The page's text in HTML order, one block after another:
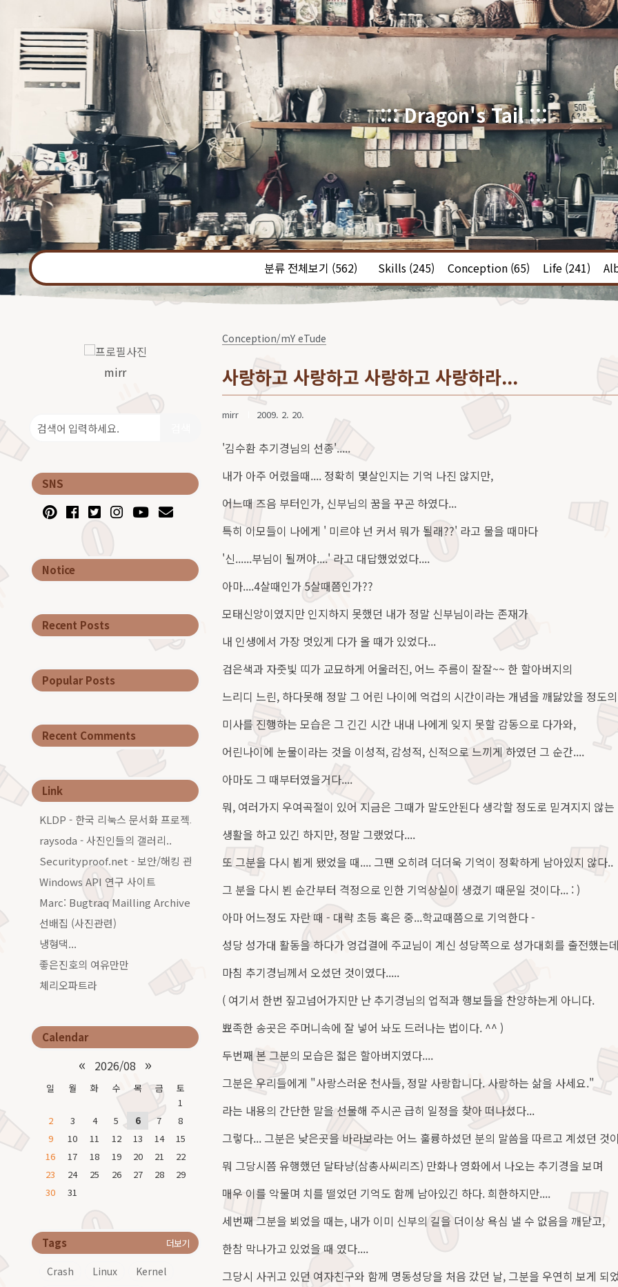
분류 전체보기 (562) Skills (245) Conception (65) Life (241)
::: Dragon's Tail :::
mirr
SNS
Notice
Recent Posts
Popular Posts
Recent Comments
Link
KLDP - 한국 리눅스 문서화 프로젝트그룹
raysoda - 사진인들의 갤러리..
Securityproof.net - 보안/해킹 관련 커…
Windows API 연구 사이트
Marc: Bugtraq Mailling Archive…
선배집 (사진관련)
냉형댁...
좋은진호의 여유만만
체리오파트라
Calendar
« 2026/08 »
일 월 화 수 목 금
토
1
2
3 4 5 6 7
8
9
10 11 12 13 14
15
16
17 18 19 20 21
22
23
24 25 26 27 28
29
30
31
Tags 더보기
Crash Linux
Kernel
Conception/mY eTude
사랑하고 사랑하고 사랑하고 사랑하라...
mirr 2009. 2. 20.
'김수환 추기경님의 선종'.....
내가 아주 어렸을때.... 정확히 몇살인지는 기억 나진 않지만,
어느때 즈음 부터인가, 신부님의 꿈을 꾸곤 하였다...
특히 이모들이 나에게 ' 미르야 넌 커서 뭐가 될래??' 라고 물을 때마다
'신......부님이 될꺼야....' 라고 대답했었었다....
아마....4살때인가 5살때쯤인가??
모태신앙이였지만 인지하지 못했던 내가 정말 신부님이라는 존재가
내 인생에서 가장 멋있게 다가 올 때가 있었다...
검은색과 자줏빛 띠가 교묘하게 어울러진, 어느 주름이 잘잘~~ 한 할아버지의
느리디 느린, 하다못해 정말 그 어린 나이에 억겁의 시간이라는 개념을 깨닳았을 정도
미사를 진행하는 모습은 그 긴긴 시간 내내 나에게 잊지 못할 감동으로 다가와,
어린나이에 눈물이라는 것을 이성적, 감성적, 신적으로 느끼게 하였던 그 순간....
아마도 그 때부터였을거다....
뭐, 여러가지 우여곡절이 있어 지금은 그때가 말도안된다 생각할 정도로 믿겨지지 않는
생활을 하고 있긴 하지만, 정말 그랬었다....
또 그분을 다시 뵙게 됐었을 때.... 그땐 오히려 더더욱 기억이 정확하게 남아있지 않다..
그 분을 다시 뵌 순간부터 격정으로 인한 기억상실이 생겼기 때문일 것이다... : )
아마 어느정도 자란 때 - 대략 초등 혹은 중...학교때쯤으로 기억한다 -
성당 성가대 활동을 하다가 엉겁결에 주교님이 계신 성당쪽으로 성가대회를 출전했는
마침 추기경님께서 오셨던 것이였다.....
( 여기서 한번 짚고넘어가지만 난 추기경님의 업적과 행보들을 찬양하는게 아니다.
뾰족한 송곳은 주머니속에 잘 넣어 놔도 드러나는 법이다. ^^ )
두번째 본 그분의 모습은 젋은 할아버지였다....
그분은 우리들에게 "사랑스러운 천사들, 정말 사랑합니다. 사랑하는 삶을 사세요."
라는 내용의 간단한 말을 선물해 주시곤 급히 일정을 찾아 떠나셨다...
그렇다... 그분은 낮은곳을 바라보라는 어느 훌륭하셨던 분의 말씀을 따르고 계셨던 것
뭐 그당시쯤 유행했던 달타냥(삼총사씨리즈) 만화나 영화에서 나오는 추기경을 보며
매우 이를 악물며 치를 떨었던 기억도 함께 남아있긴 하다. 희한하지만....
세번째 그분을 뵈었을 때는, 내가 이미 신부의 길을 더이상 욕심 낼 수 없음을 깨닫고,
한참 막나가고 있었을 때 였다....
그당시 사귀고 있던 여자친구와 함께 명동성당을 처음 갔던 날, 그분을 우연히 보게 되